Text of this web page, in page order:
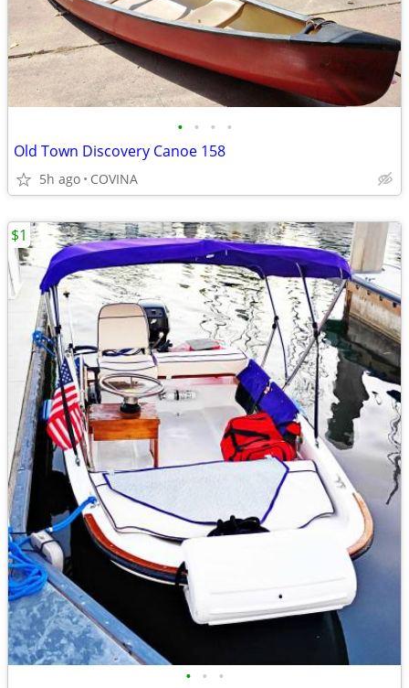
• • • •
Old Town Discovery Canoe 158
5h ago COVINA
• • •
$1